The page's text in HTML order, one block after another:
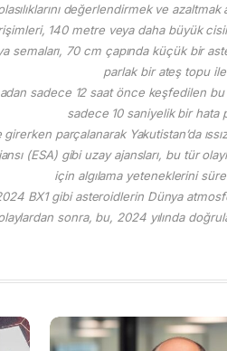
değerlendirmek ve
140 metre veya daha büyük
semaları, 70 cm çapında küçük bir
parlak bir ateş topu ile
sadece 12 saat önce keşfedilen
sadece 10 saniyelik bir hata
parçalanarak Yakutistan’da
(ESA) gibi uzay ajansları, bu tür
için algılama yeteneklerini
BX1 gibi asteroidlerin Dünya
sonra, bu, 2024 yılında